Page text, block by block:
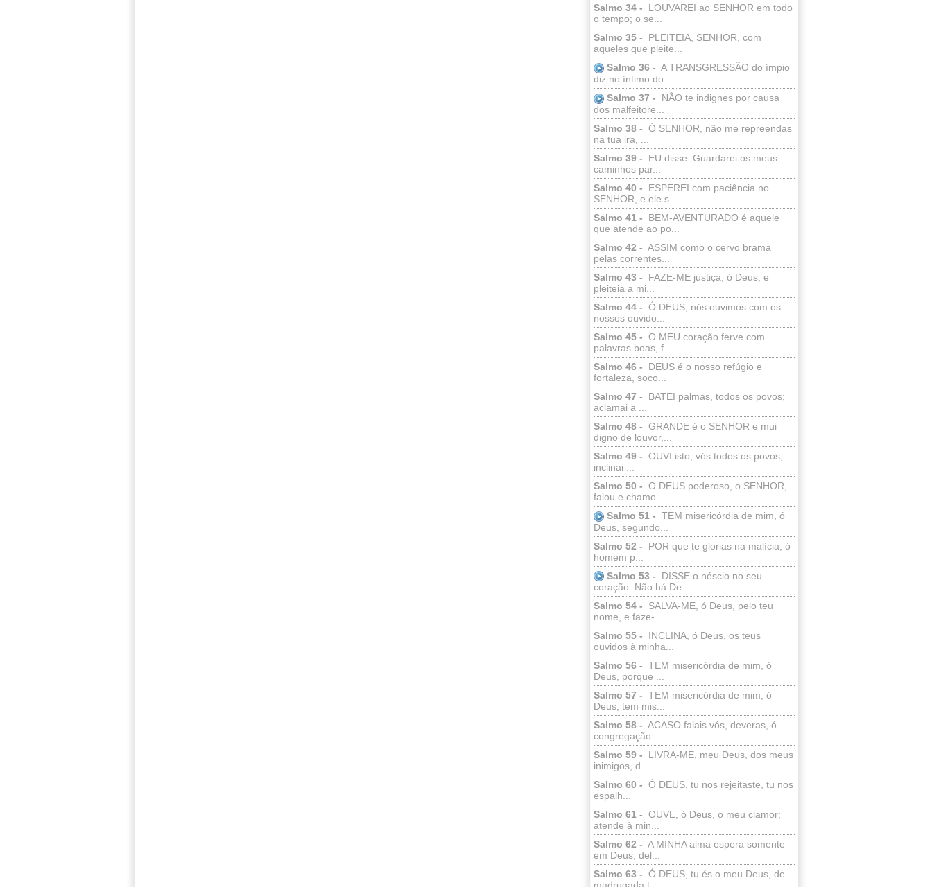
Salmo 34 -
LOUVAREI ao SENHOR em todo
o tempo; o se...
Salmo 35 -
PLEITEIA, SENHOR, com
aqueles que pleite...
Salmo 36 - A TRANSGRESSÃO do ímpio
diz no íntimo do...
Salmo 37 -
NÃO te indignes por causa
dos malfeitore...
Salmo 38 - Ó SENHOR, não me repreendas
na tua ira, ...
Salmo 39 -
EU disse: Guardarei os meus
caminhos par...
Salmo 40 -
ESPEREI com paciência no
SENHOR, e ele s...
Salmo 41 -
BEM-AVENTURADO é aquele
que atende ao po...
Salmo 42 - ASSIM como o cervo brama
pelas correntes...
Salmo 43 -
FAZE-ME justiça, ó Deus, e
pleiteia a mi...
Salmo 44 - Ó DEUS, nós ouvimos com os
nossos ouvido...
Salmo 45 - O MEU coração ferve com
palavras boas, f...
Salmo 46 -
DEUS é o nosso refúgio e
fortaleza, soco...
Salmo 47 -
BATEI palmas, todos os povos;
aclamai a ...
Salmo 48 - GRANDE é o SENHOR e mui
digno de louvor,...
Salmo 49 - OUVI isto, vós todos os povos;
inclinai ...
Salmo 50 - O DEUS poderoso, o SENHOR,
falou e chamo...
Salmo 51 - TEM misericórdia de mim, ó
Deus, segundo...
Salmo 52 -
POR que te glorias na malícia, ó
homem p...
Salmo 53 -
DISSE o néscio no seu
coração: Não há De...
Salmo 54 -
SALVA-ME, ó Deus, pelo teu
nome, e faze-...
Salmo 55 -
INCLINA, ó Deus, os teus
ouvidos à minha...
Salmo 56 - TEM misericórdia de mim, ó
Deus, porque ...
Salmo 57 - TEM misericórdia de mim, ó
Deus, tem mis...
Salmo 58 - ACASO falais vós, deveras, ó
congregação...
Salmo 59 -
LIVRA-ME, meu Deus, dos meus
inimigos, d...
Salmo 60 - Ó DEUS, tu nos rejeitaste, tu nos
espalh...
Salmo 61 - OUVE, ó Deus, o meu clamor;
atende à min...
Salmo 62 - A MINHA alma espera somente
em Deus; del...
Salmo 63 - Ó DEUS, tu és o meu Deus, de